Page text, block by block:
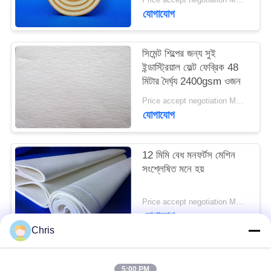
PRIVACY
POLICY
যোগাযোগ
সিমেন্ট শিল্পের জন্য সুই
ইন্ডাস্ট্রিয়াল ফেল্ট ফেব্রিক 48
মিটার দৈর্ঘ্য 2400gsm ওজন
Price accept negotiation MOQ:এক পিসি
যোগাযোগ
12 মিমি বেধ মনফর্টস মেশিন
সংশ্লেষিত মনে হয়
Price accept negotiation MOQ:1 টুকরা
যোগাযোগ
Chris
5:00 PM